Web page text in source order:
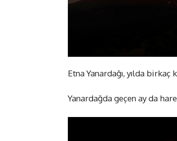
Etna Yanardağı, yılda
Yanardağda geçen ay da